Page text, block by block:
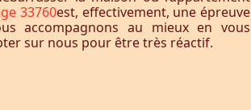
33760est, effectivement, une épreuve
accompagnons au mieux en vous
sur nous pour être très réactif.